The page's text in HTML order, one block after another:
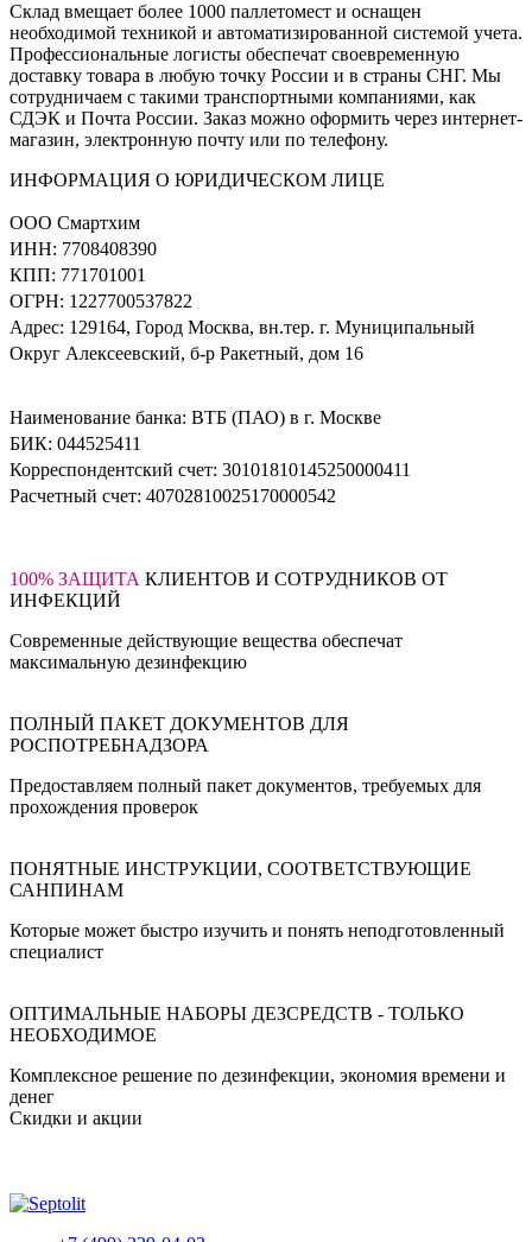
Склад вмещает более 1000 паллетомест и оснащен
необходимой техникой и автоматизированной системой учета.
Профессиональные логисты обеспечат своевременную
доставку товара в любую точку России и в страны СНГ. Мы
сотрудничаем с такими транспортными компаниями, как
СДЭК и Почта России. Заказ можно оформить через интернет-
магазин, электронную почту или по телефону.
ИНФОРМАЦИЯ О ЮРИДИЧЕСКОМ ЛИЦЕ
ООО Смартхим
ИНН: 7708408390
КПП: 771701001
ОГРН: 1227700537822
Адрес: 129164, Город Москва, вн.тер. г. Муниципальный
Округ Алексеевский, б-р Ракетный, дом 16
Наименование банка: ВТБ (ПАО) в г. Москве
БИК: 044525411
Корреспондентский счет: 30101810145250000411
Расчетный счет: 40702810025170000542
100% ЗАЩИТА КЛИЕНТОВ И СОТРУДНИКОВ ОТ
ИНФЕКЦИЙ
Cовременные действующие вещества обеспечат
максимальную дезинфекцию
ПОЛНЫЙ ПАКЕТ ДОКУМЕНТОВ ДЛЯ
РОСПОТРЕБНАДЗОРА
Предоставляем полный пакет документов, требуемых для
прохождения проверок
ПОНЯТНЫЕ ИНСТРУКЦИИ, СООТВЕТСТВУЮЩИЕ
САНПИНАМ
Которые может быстро изучить и понять неподготовленный
специалист
ОПТИМАЛЬНЫЕ НАБОРЫ ДЕЗСРЕДСТВ - ТОЛЬКО
НЕОБХОДИМОЕ
Комплексное решение по дезинфекции, экономия времени и
денег
Скидки и акции